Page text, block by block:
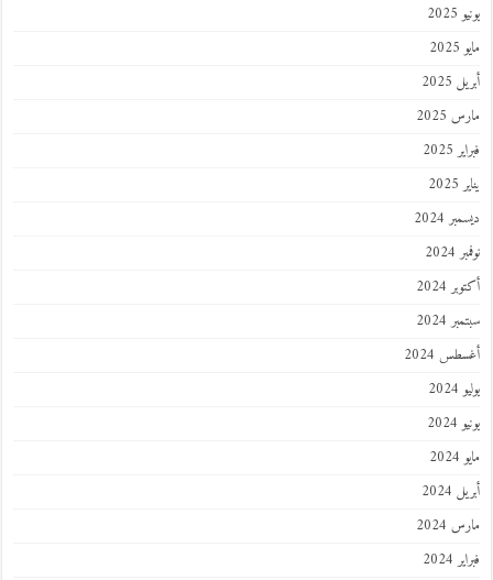
يونيو 2025
مايو 2025
أبريل 2025
مارس 2025
فبراير 2025
يناير 2025
ديسمبر 2024
نوفمبر 2024
أكتوبر 2024
سبتمبر 2024
أغسطس 2024
يوليو 2024
يونيو 2024
مايو 2024
أبريل 2024
مارس 2024
فبراير 2024